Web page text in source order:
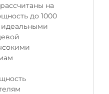
на
до 1000
идеальными